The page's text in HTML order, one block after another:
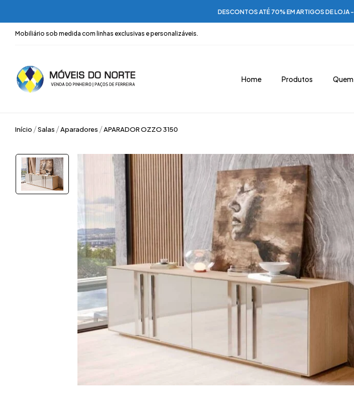
DESCONTOS ATÉ 70% EM ARTIGOS DE LOJA
Mobiliário sob medida com linhas exclusivas e personalizáveis.
Home Produtos
Início Salas Aparadores APARADOR OZZO 3150